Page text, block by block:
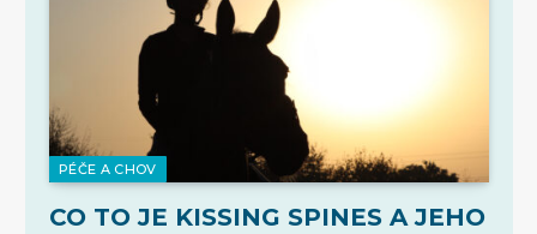
PÉČE A CHOV
CO TO JE KISSING SPINES A JEHO